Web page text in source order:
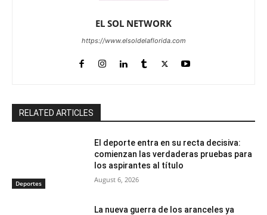
EL SOL NETWORK
https://www.elsoldelaflorida.com
RELATED ARTICLES
Deportes
El deporte entra en su recta decisiva:
comienzan las verdaderas pruebas para
los aspirantes al título
August 6, 2026
La nueva guerra de los aranceles ya